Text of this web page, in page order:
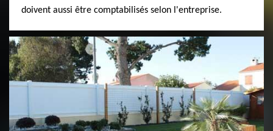
doivent aussi être comptabilisés selon l'entreprise.